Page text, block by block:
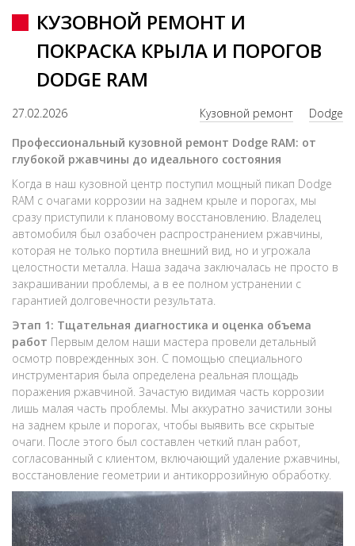
КУЗОВНОЙ РЕМОНТ И
ПОКРАСКА КРЫЛА И ПОРОГОВ
DODGE RAM
27.02.2026 Кузовной ремонт
Dodge
Профессиональный кузовной ремонт Dodge RAM: от
глубокой ржавчины до идеального состояния
Когда в наш кузовной центр поступил мощный пикап Dodge
RAM с очагами коррозии на заднем крыле и порогах, мы
сразу приступили к плановому восстановлению. Владелец
автомобиля был озабочен распространением ржавчины,
которая не только портила внешний вид, но и угрожала
целостности металла. Наша задача заключалась не просто в
закрашивании проблемы, а в ее полном устранении с
гарантией долговечности результата.
Этап 1: Тщательная диагностика и оценка объема
работ Первым делом наши мастера провели детальный
осмотр поврежденных зон. С помощью специального
инструментария была определена реальная площадь
поражения ржавчиной. Зачастую видимая часть коррозии
лишь малая часть проблемы. Мы аккуратно зачистили зоны
на заднем крыле и порогах, чтобы выявить все скрытые
очаги. После этого был составлен четкий план работ,
согласованный с клиентом, включающий удаление ржавчины,
восстановление геометрии и антикоррозийную обработку.